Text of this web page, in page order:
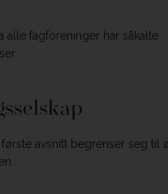
alle fagforeninger har såkalte
første avsnitt begrenser seg til